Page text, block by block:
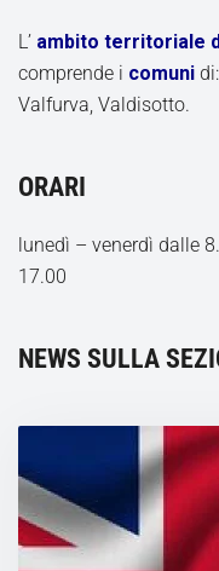
L’ ambito territoriale
comprende i comuni
Valfurva, Valdisotto.
ORARI
lunedì – venerdì dalle
17.00
NEWS SULLA